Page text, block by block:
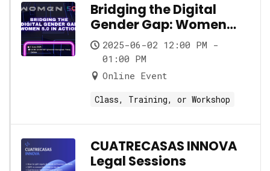
Bridging the Digital
Gender Gap: Women
5.0 in Action
2025-06-02 12:00 PM -
01:00 PM
Online Event
Class, Training, or Workshop
CUATRECASAS INNOVA
Legal Sessions